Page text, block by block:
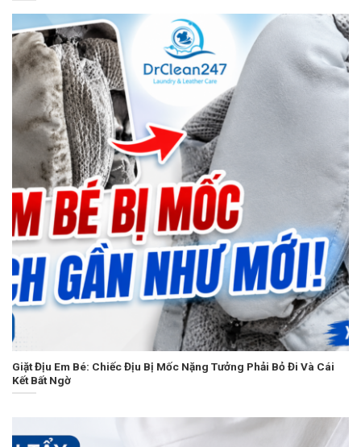
Giặt Địu Em Bé: Chiếc Địu Bị Mốc Nặng Tưởng Phải Bỏ Đi Và Cái
Kết Bất Ngờ